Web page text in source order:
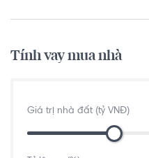
Trường mầm non thỏ nâu
Mam Non Lucky ABC
Tính vay mua nhà
Giá trị nhà đất (tỷ VNĐ)